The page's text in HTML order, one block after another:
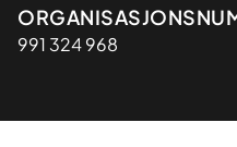
Organisasjon
991 324 968